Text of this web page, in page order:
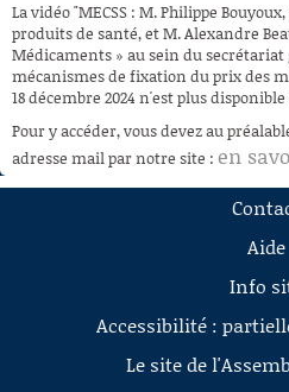
À LA DEMANDE
RECHERCHE
AIDE À LA DÉCOUPE
DE VIDÉOS
La vidéo "MECSS : M. Philippe
produits de santé, et M. Alexandre
Médicaments » au sein du secrétariat
mécanismes de fixation du prix des
18 décembre 2024 n'est plus
Pour y accéder, vous devez au
adresse mail par notre site : en
Aide
Info
Accessibilité :
Le site de